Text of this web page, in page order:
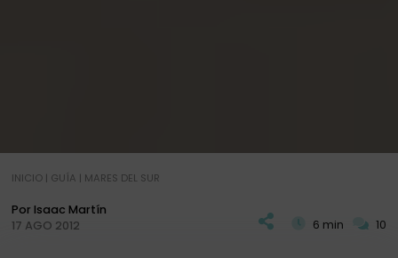
INICIO| GUÍA | MARES DEL SUR
Por Isaac Martín
17 AGO 2012
6 min 10